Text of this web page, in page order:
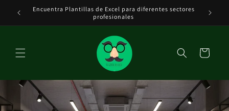
directamenteEncuentra Plantillas de Excel para diferentes sectores
profesionales
Carrito